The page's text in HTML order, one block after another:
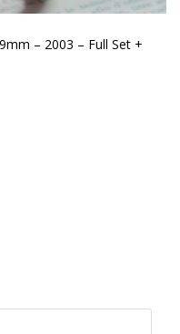
– 2003 – Full Set +